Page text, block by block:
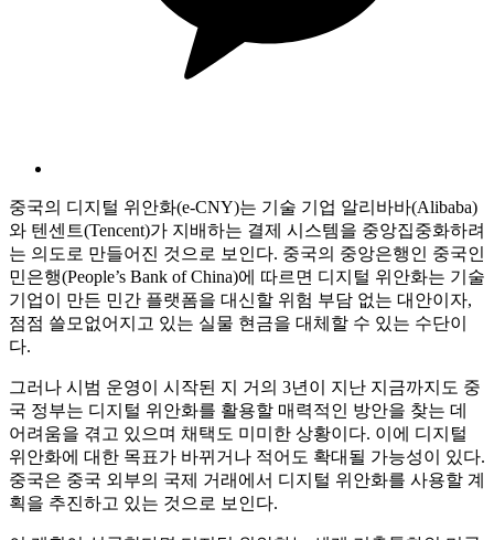
중국의 디지털 위안화(e-CNY)는 기술 기업 알리바바(Alibaba)
와 텐센트(Tencent)가 지배하는 결제 시스템을 중앙집중화하려
는 의도로 만들어진 것으로 보인다. 중국의 중앙은행인 중국인
민은행(People’s Bank of China)에 따르면 디지털 위안화는 기술
기업이 만든 민간 플랫폼을 대신할 위험 부담 없는 대안이자,
점점 쓸모없어지고 있는 실물 현금을 대체할 수 있는 수단이
다.
그러나 시범 운영이 시작된 지 거의 3년이 지난 지금까지도 중
국 정부는 디지털 위안화를 활용할 매력적인 방안을 찾는 데
어려움을 겪고 있으며 채택도 미미한 상황이다. 이에 디지털
위안화에 대한 목표가 바뀌거나 적어도 확대될 가능성이 있다.
중국은 중국 외부의 국제 거래에서 디지털 위안화를 사용할 계
획을 추진하고 있는 것으로 보인다.